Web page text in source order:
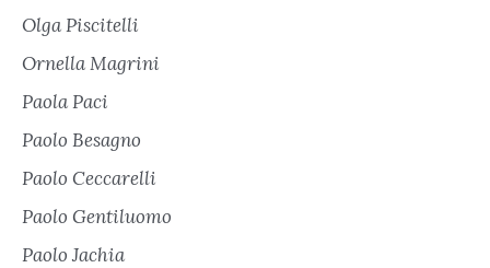
Olga Piscitelli
Ornella Magrini
Paola Paci
Paolo Besagno
Paolo Ceccarelli
Paolo Gentiluomo
Paolo Jachia